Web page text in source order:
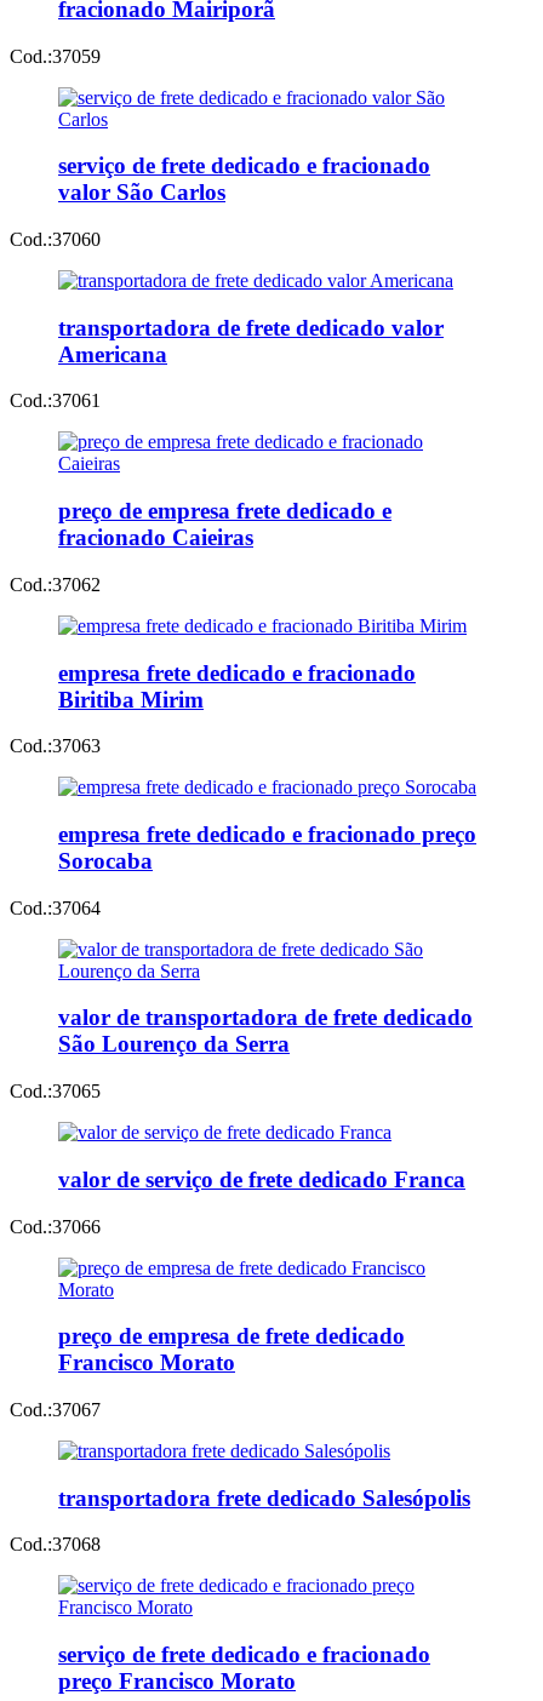
fracionado Mairiporã
Cod.:37059
serviço de frete dedicado e fracionado
valor São Carlos
Cod.:37060
transportadora de frete dedicado valor
Americana
Cod.:37061
preço de empresa frete dedicado e
fracionado Caieiras
Cod.:37062
empresa frete dedicado e fracionado
Biritiba Mirim
Cod.:37063
empresa frete dedicado e fracionado preço
Sorocaba
Cod.:37064
valor de transportadora de frete dedicado
São Lourenço da Serra
Cod.:37065
valor de serviço de frete dedicado Franca
Cod.:37066
preço de empresa de frete dedicado
Francisco Morato
Cod.:37067
transportadora frete dedicado Salesópolis
Cod.:37068
serviço de frete dedicado e fracionado
preço Francisco Morato